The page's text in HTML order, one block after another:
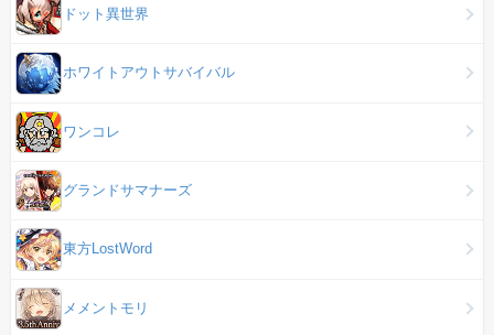
ドット異世界
ホワイトアウトサバイバル
ワンコレ
グランドサマナーズ
東方LostWord
メメントモリ